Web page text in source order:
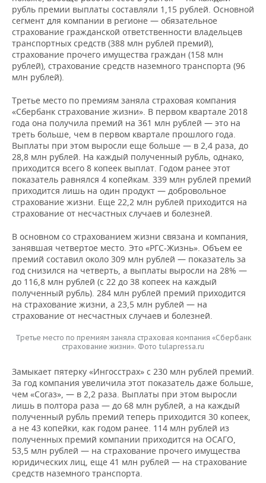
рубль премии выплаты составляли 1,15 рублей. Основной
сегмент для компании в регионе — обязательное
страхование гражданской ответственности владельцев
транспортных средств (388 млн рублей премий),
страхование прочего имущества граждан (158 млн
рублей), страхование средств наземного транспорта (96
млн рублей).
Третье место по премиям заняла страховая компания
«Сбербанк страхование жизни». В первом квартале 2018
года она получила премий на 361 млн рублей — это на
треть больше, чем в первом квартале прошлого года.
Выплаты при этом выросли еще больше — в 2,4 раза, до
28,8 млн рублей. На каждый полученный рубль, однако,
приходится всего 8 копеек выплат. Годом ранее этот
показатель равнялся 4 копейкам. 339 млн рублей премий
приходится лишь на один продукт — добровольное
страхование жизни. Еще 22,2 млн рублей приходится на
страхование от несчастных случаев и болезней.
В основном со страхованием жизни связана и компания,
занявшая четвертое место. Это «РГС-Жизнь». Объем ее
премий составил около 309 млн рублей — показатель за
год снизился на четверть, а выплаты выросли на 28% —
до 116,8 млн рублей (с 22 до 38 копеек на каждый
полученный рубль). 284 млн рублей премий приходится
на страхование жизни, а 23,5 млн рублей — на
страхование от несчастных случаев и болезней.
Третье место по премиям заняла страховая компания «Сбербанк
страхование жизни». Фото tulapressa.ru
Замыкает пятерку «Ингосстрах» с 230 млн рублей премий.
За год компания увеличила этот показатель даже больше,
чем «Согаз», — в 2,2 раза. Выплаты при этом выросли
лишь в полтора раза — до 68 млн рублей, а на каждый
полученный рубль премий теперь приходится 30 копеек,
а не 43 копейки, как годом ранее. 114 млн рублей из
полученных премий компании приходится на ОСАГО,
53,5 млн рублей — на страхование прочего имущества
юридических лиц, еще 41 млн рублей — на страхование
средств наземного транспорта.